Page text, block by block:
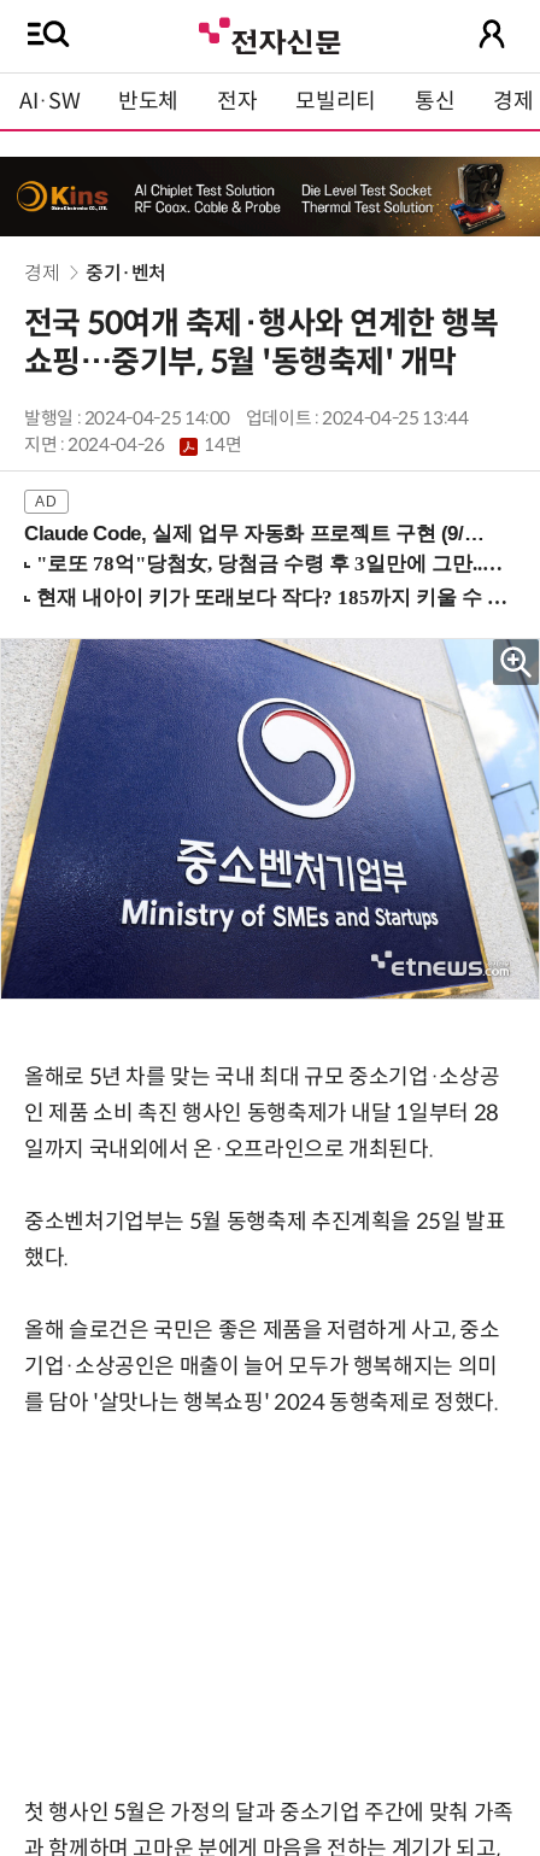
AI·SW 반도체 전자 모빌리티 통신 경제
경제 중기·벤처
전국 50여개 축제·행사와 연계한 행복
쇼핑…중기부, 5월 '동행축제' 개막
발행일 : 2024-04-25 14:00
업데이트 : 2024-04-25 13:44
지면 :2024-04-26 14면
Claude Code, 실제 업무 자동화 프로젝트 구현 (9/16 ~17 강남역)
올해로 5년 차를 맞는 국내 최대 규모 중소기업·소상공
인 제품 소비 촉진 행사인 동행축제가 내달 1일부터 28
일까지 국내외에서 온·오프라인으로 개최된다.
중소벤처기업부는 5월 동행축제 추진계획을 25일 발표
했다.
올해 슬로건은 국민은 좋은 제품을 저렴하게 사고, 중소
기업·소상공인은 매출이 늘어 모두가 행복해지는 의미
를 담아 '살맛나는 행복쇼핑' 2024 동행축제로 정했다.
첫 행사인 5월은 가정의 달과 중소기업 주간에 맞춰 가족
과 함께하며 고마운 분에게 마음을 전하는 계기가 되고,